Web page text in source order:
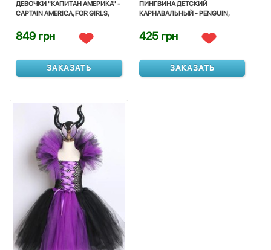
ДЕВОЧКИ "КАПИТАН АМЕРИКА" -
CAPTAIN AMERICA, FOR GIRLS,
849 грн
ЗАКАЗАТЬ
ПИНГВИНА ДЕТСКИЙ
КАРНАВАЛЬНЫЙ - PENGUIN,
425 грн
ЗАКАЗАТЬ